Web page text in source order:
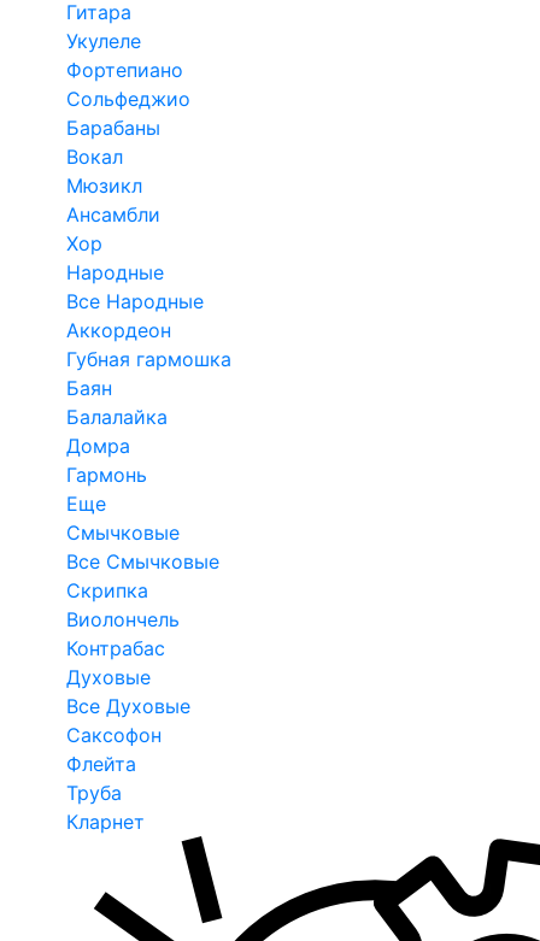
Гитара
Укулеле
Фортепиано
Сольфеджио
Барабаны
Вокал
Мюзикл
Ансамбли
Хор
Народные
Все Народные
Аккордеон
Губная гармошка
Баян
Балалайка
Домра
Гармонь
Еще
Смычковые
Все Смычковые
Скрипка
Виолончель
Контрабас
Духовые
Все Духовые
Саксофон
Флейта
Труба
Кларнет